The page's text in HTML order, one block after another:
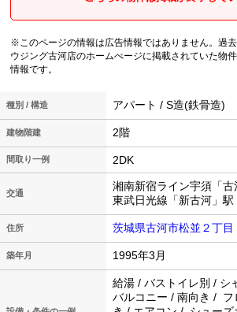
※このページの情報は広告情報ではありません。過
ウジング古河店のホームぺージに掲載されていた物
情報です。
種別 / 構造 アパート / S造(鉄骨造)
建物階建 2階
間取り一例 2DK
交通
湘南新宿ライン宇須「
東武日光線「新古河」
住所 茨城県古河市松並２丁目
築年月 1995年3月
給湯 / バストイレ別 / シ
バルコニー / 南向き / フ